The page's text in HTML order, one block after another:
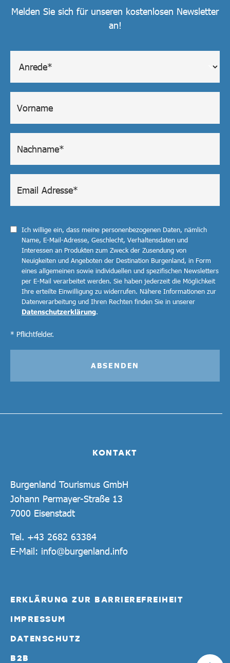
KONTAKT
Burgenland Tourismus GmbH
Johann Permayer-Straße 13
7000 Eisenstadt
Tel. +43 2682 63384
E-Mail: info@burgenland.info
ERKLÄRUNG ZUR BARRIEREFREIHEIT
IMPRESSUM
DATENSCHUTZ
B2B
Melden Sie sich für unseren kostenlosen Newsletter
an!
Ich willige ein, dass meine personenbezogenen Daten, nämlich
Name, E-Mail-Adresse, Geschlecht, Verhaltensdaten und
Interessen an Produkten zum Zweck der Zusendung von
Neuigkeiten und Angeboten der Destination Burgenland, in Form
eines allgemeinen sowie individuellen und spezifischen Newsletters
per E-Mail verarbeitet werden. Sie haben jederzeit die Möglichkeit
Ihre erteilte Einwilligung zu widerrufen. Nähere Informationen zur
Datenverarbeitung und Ihren Rechten finden Sie in unserer
Datenschutzerklärung.
* Pflichtfelder.
ABSENDEN